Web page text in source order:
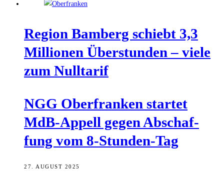
Regi­on Bam­berg schiebt 3,3
Mil­lio­nen Über­stun­den – vie­le
zum Nulltarif
NGG Ober­fran­ken star­tet
MdB-Appell gegen Abschaf­
fung vom 8‑Stun­den-Tag
27. AUGUST 2025